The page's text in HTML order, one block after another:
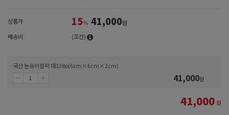
상품가 15% 41,000원
배송비
(조건)
국산 눈송이블럭 대138p(6cm×6cm×2cm)
41,000원
41,000원